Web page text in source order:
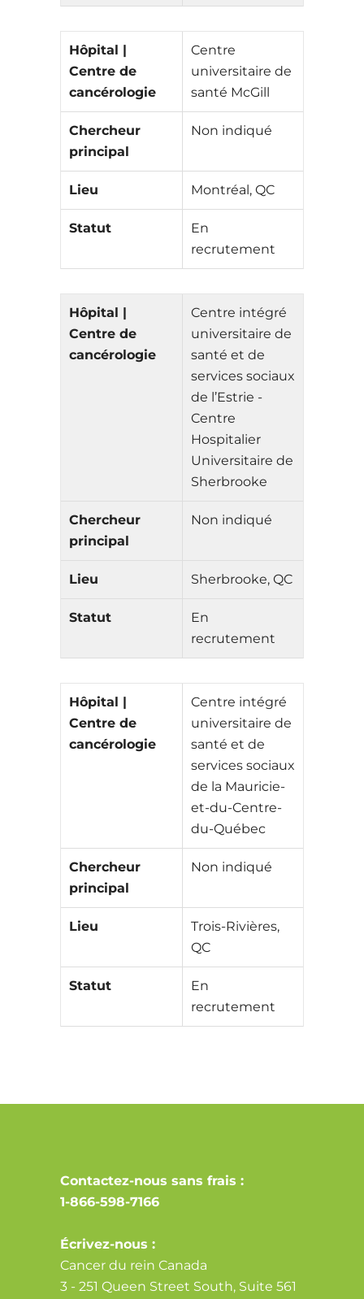
Hôpital |
Centre de
cancérologie
Centre
universitaire de
santé McGill
Chercheur
principal
Non indiqué
Lieu Montréal, QC
Statut
En
recrutement
Hôpital |
Centre de
cancérologie
Centre intégré
universitaire de
santé et de
services sociaux
de l’Estrie -
Centre
Hospitalier
Universitaire de
Sherbrooke
Chercheur
principal
Non indiqué
Lieu Sherbrooke, QC
Statut
En
recrutement
Hôpital |
Centre de
cancérologie
Centre intégré
universitaire de
santé et de
services sociaux
de la Mauricie-
et-du-Centre-
du-Québec
Chercheur
principal
Non indiqué
Lieu
Trois-Rivières,
QC
Statut
En
recrutement
Contactez-nous sans frais :
1-866-598-7166
Écrivez-nous :
Cancer du rein Canada
3 - 251 Queen Street South, Suite 561